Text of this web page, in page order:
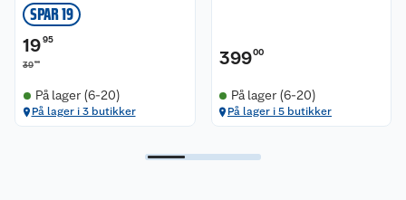
SPAR 19
1995
3990
På lager (6-20)
På lager i 3 butikker
39900
På lager (6-20)
På lager i 5 butikker